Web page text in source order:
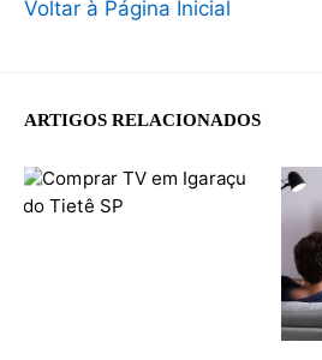
Voltar à Página Inicial
ARTIGOS RELACIONADOS